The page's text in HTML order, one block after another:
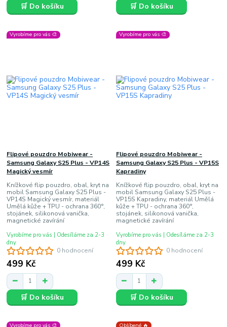
🛒 Do košíku 🛒 Do košíku
Vyrobíme pro vás 🎨
0 hodnocení
Flipové pouzdro Mobiwear -
Samsung Galaxy S25 Plus - VP14S
Magický vesmír
Knížkové flip pouzdro, obal, kryt na
mobil Samsung Galaxy S25 Plus -
VP14S Magický vesmír, materiál
Umělá kůže + TPU - ochrana 360°,
stojánek, silikonová vanička,
magnetické zavírání
499 Kč
Vyrobíme pro vás | Odesíláme za 2-3
dny
🛒 Do košíku
Vyrobíme pro vás 🎨
0 hodnocení
Flipové pouzdro Mobiwear -
Samsung Galaxy S25 Plus - VP15S
Kapradiny
Knížkové flip pouzdro, obal, kryt na
mobil Samsung Galaxy S25 Plus -
VP15S Kapradiny, materiál Umělá
kůže + TPU - ochrana 360°,
stojánek, silikonová vanička,
magnetické zavírání
499 Kč
Vyrobíme pro vás | Odesíláme za 2-3
dny
🛒 Do košíku
Vyrobíme pro vás 🎨 Oblíbené 🔥